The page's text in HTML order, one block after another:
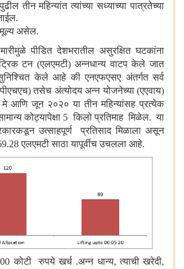
तीन महिन्यांत त्यांच्या सध्याच्या पात्रतेच्या
असेल.
पीडित देशभरातील असुरक्षित घटकांना
टन (एलएमटी) अन्नधान्य वाटप केले जात
केले आहे की एनएफएसए अंतर्गत सर्व
तसेच अंत्योदय अन्न योजनेच्या (एएवाय)
मे आणि जून २०२० या तीन महिन्यांसह प्रत्येक
सामान्य कोट्यापेक्षा 5 किलो प्रतिमाह मिळेल. या
उत्साहपूर्ण प्रतिसाद मिळाला असून
एलएमटी साठा यापूर्वीच उचलला आहे.
कोटी रुपये खर्च .अन्न धान्य,त्याची खरेदी,